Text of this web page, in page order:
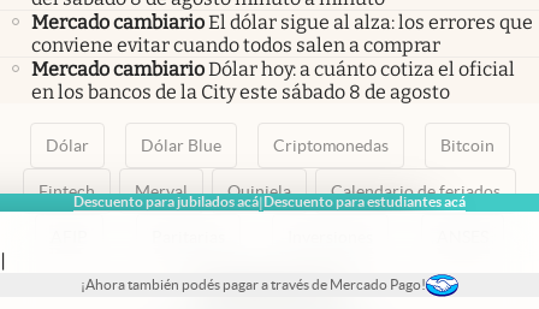
Descuento para jubilados acá|Descuento para estudiantes acá
|
¡Ahora también podés pagar a través de Mercado Pago!
Mercado cambiarioEl dólar sigue al alza: los errores que
conviene evitar cuando todos salen a comprar
Mercado cambiarioDólar hoy: a cuánto cotiza el oficial
en los bancos de la City este sábado 8 de agosto
Dólar Dólar Blue Criptomonedas Bitcoin
Fintech Merval Quiniela Calendario de feriados
abre en nueva pestaña
abre en nueva pestaña
abre en nueva pestaña
abre en nueva pestaña
abre en nueva pestaña